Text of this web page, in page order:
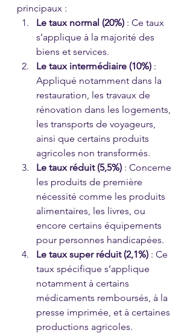
principaux :
Le taux normal (20%) : Ce taux
s’applique à la majorité des
biens et services.
Le taux intermédiaire (10%) :
Appliqué notamment dans la
restauration, les travaux de
rénovation dans les logements,
les transports de voyageurs,
ainsi que certains produits
agricoles non transformés.
Le taux réduit (5,5%) : Concerne
les produits de première
nécessité comme les produits
alimentaires, les livres, ou
encore certains équipements
pour personnes handicapées.
Le taux super réduit (2,1%) : Ce
taux spécifique s’applique
notamment à certains
médicaments remboursés, à la
presse imprimée, et à certaines
productions agricoles.